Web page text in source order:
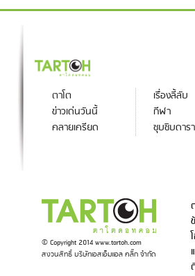
ตาโต
ข่าวเด่นวันนี้
คลายเครียด
เรื่องลี้ลับ
กีฬา
ซุบซิบดารา
© Copyright 2014 www.tartoh.com
สงวนสิทธิ์ บริษัทเอสเอ็มแอล คลิ๊ก จำกัด